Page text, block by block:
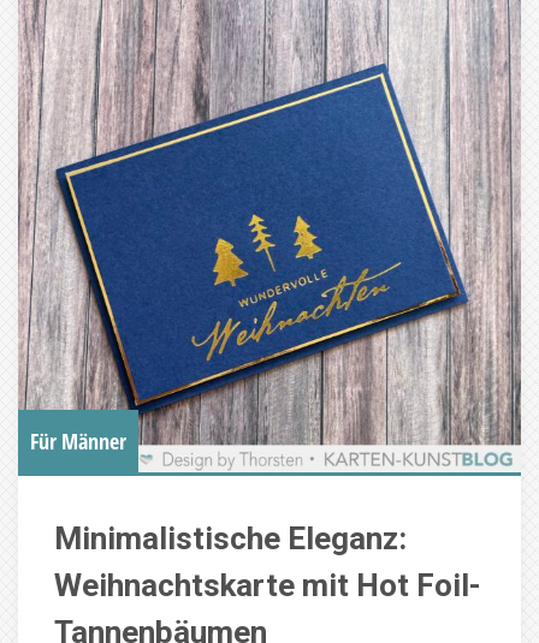
Für Männer
Minimalistische Eleganz:
Weihnachtskarte mit Hot Foil-
Tannenbäumen